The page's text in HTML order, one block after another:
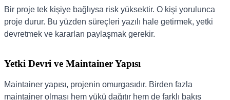
Bir proje tek kişiye bağlıysa risk yüksektir. O kişi yorulunca
proje durur. Bu yüzden süreçleri yazılı hale getirmek, yetki
devretmek ve kararları paylaşmak gerekir.
Yetki Devri ve Maintainer Yapısı
Maintainer yapısı, projenin omurgasıdır. Birden fazla
maintainer olması hem yükü dağıtır hem de farklı bakış